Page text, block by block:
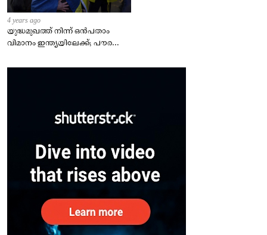
4 years ago
യുദ്ധമുഖത്ത് നിന്ന് ഒൻപതാം
വിമാനം ഇന്ത്യയിലേക്ക്; പൗരന്മാർ
– കേന്ദ്രം